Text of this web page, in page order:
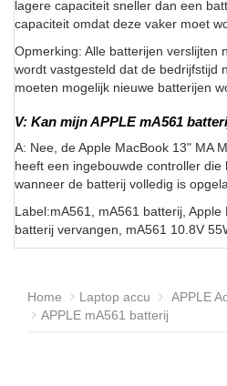
lagere capaciteit sneller dan een
capaciteit omdat deze vaker moet
Opmerking: Alle batterijen verslijten
wordt vastgesteld dat de bedrijfstijd
moeten mogelijk nieuwe batterijen
V: Kan mijn APPLE mA561
A: Nee, de Apple MacBook 13" MA
heeft een ingebouwde controller die
wanneer de batterij volledig is
Label:mA561, mA561 batterij,
batterij vervangen, mA561 10.8V
Home Laptop accu
APPLE
APPLE mA561 batterij